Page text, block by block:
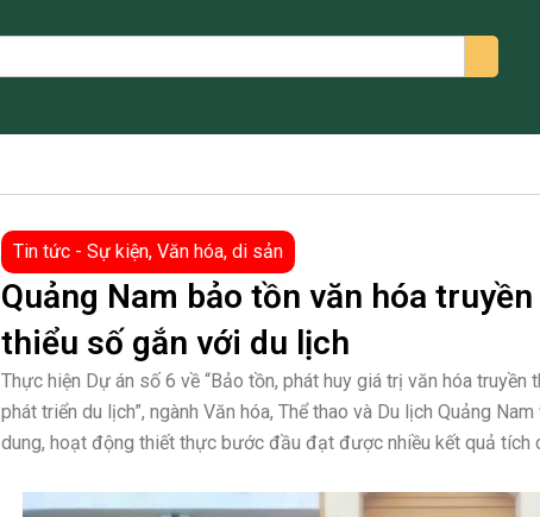
Tin tức - Sự kiện, Văn hóa, di sản
Quảng Nam bảo tồn văn hóa
thiểu số gắn với du lịch
Thực hiện Dự án số 6 về “Bảo tồn, phát huy giá trị văn hóa
phát triển du lịch”, ngành Văn hóa, Thể thao và Du lịch Quảng
dung, hoạt động thiết thực bước đầu đạt được nhiều kết quả tích